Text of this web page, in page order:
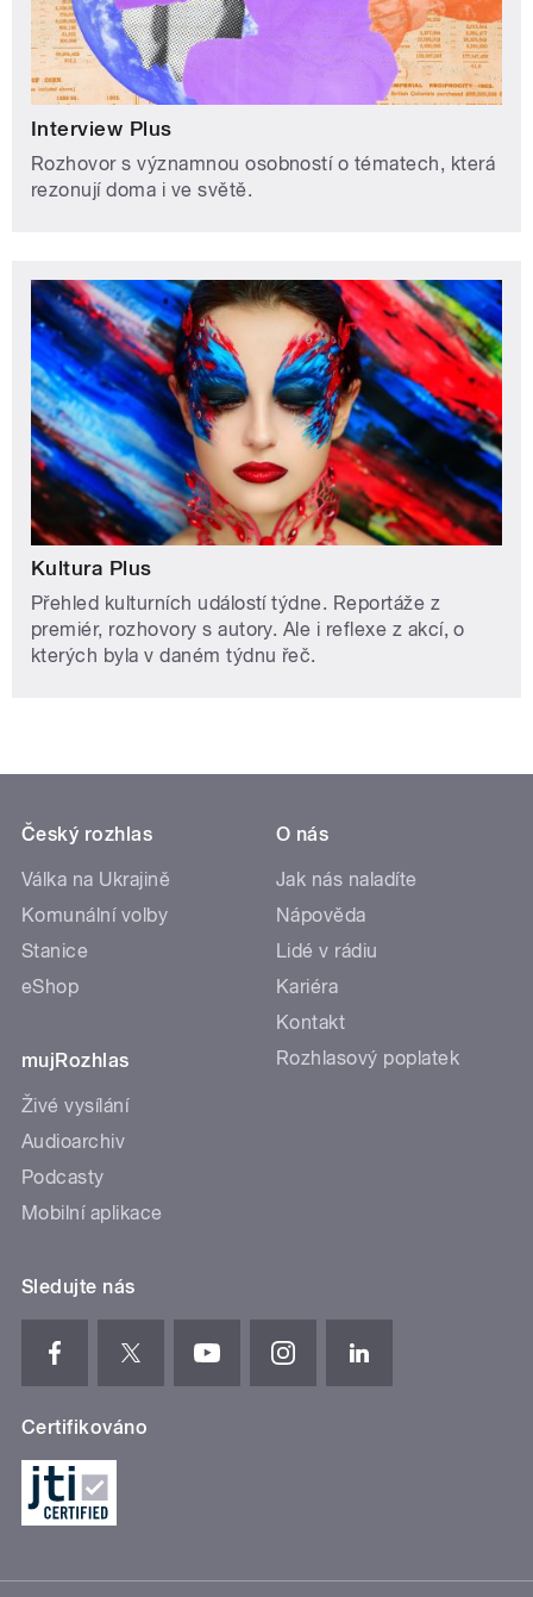
Interview Plus
Rozhovor s významnou osobností o tématech, která
rezonují doma i ve světě.
Kultura Plus
Přehled kulturních událostí týdne. Reportáže z
premiér, rozhovory s autory. Ale i reflexe z akcí, o
kterých byla v daném týdnu řeč.
Český rozhlas
Válka na Ukrajině
Komunální volby
Stanice
eShop
mujRozhlas
Živé vysílání
Audioarchiv
Podcasty
Mobilní aplikace
O nás
Jak nás naladíte
Nápověda
Lidé v rádiu
Kariéra
Kontakt
Rozhlasový poplatek
Sledujte nás
Certifikováno